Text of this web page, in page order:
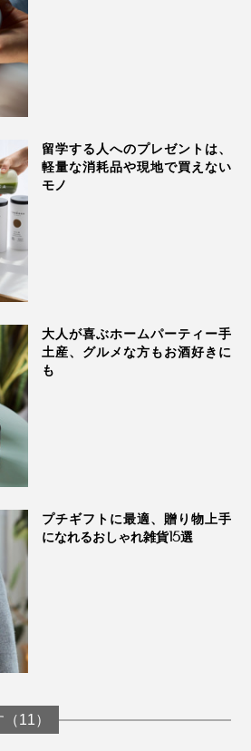
元通りに必要なポンポンの回数が
折り目を上にして高く上げるこ
しまうとなかなか戻らず、せっか
しまうのでご注意を！
ポン！
留学する人へのプレゼントは、
軽量な消耗品や現地で買えない
モノ
大人が喜ぶホームパーティー手
土産、グルメな方もお酒好きに
も
プチギフトに最適、贈り物上手
になれるおしゃれ雑貨15選
11）